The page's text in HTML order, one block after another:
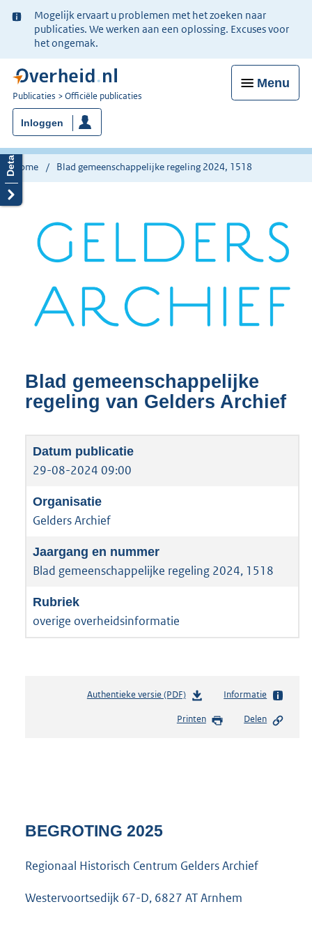
Ter
informatie:
Mogelijk ervaart u problemen met het zoeken naar
publicaties. We werken aan een oplossing. Excuses voor
het ongemak.
Menu
U
bent
nu
hier:
Publicaties Officiële publicaties
Inloggen
Home Blad gemeenschappelijke regeling 2024, 1518
Blad gemeenschappelijke
regeling van Gelders Archief
29-08-2024 09:00
Gelders Archief
Blad gemeenschappelijke regeling 2024, 1518
overige overheidsinformatie
Authentieke versie (PDF)b
s
t
e
Informatie
Printen Delen
BEGROTING 2025
Regionaal Historisch Centrum Gelders Archief
Westervoortsedijk 67-D, 6827 AT Arnhem